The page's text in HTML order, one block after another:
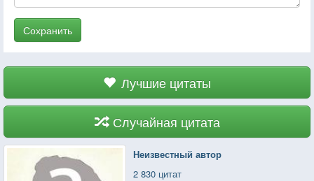
Сохранить
Лучшие цитаты
Случайная цитата
Неизвестный автор
2 830 цитат